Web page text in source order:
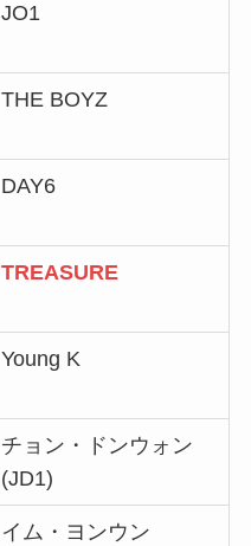
JO1
THE BOYZ
DAY6
TREASURE
Young K
チョン・ドンウォン
(JD1)
イム・ヨンウン